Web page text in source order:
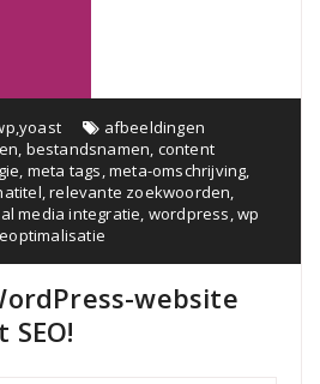
,yoast
afbeeldingen
, bestandsnamen, content
, meta tags,meta-omschrijving,
,relevante zoekwoorden,
media integratie, wordpress,wp
website
SEO!